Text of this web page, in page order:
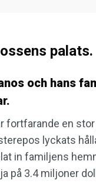
palats.
och hans
fortfarande en
lyckats
in familjens
på 3.4 miljoner